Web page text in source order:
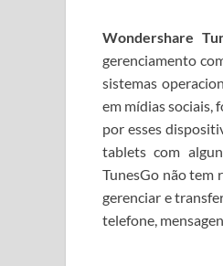
Wondershare
gerenciamento
sistemas
em mídias sociais,
por esses
tablets com
TunesGo não tem
gerenciar e
telefone,